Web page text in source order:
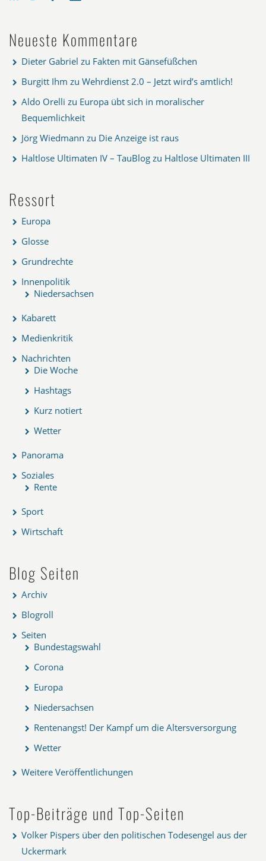
Neueste Kommentare
Dieter Gabriel zu Fakten mit Gänsefüßchen
Burgitt Ihm zu Wehrdienst 2.0 – Jetzt wird’s amtlich!
Aldo Orelli zu Europa übt sich in moralischer
Bequemlichkeit
Jörg Wiedmann zu Die Anzeige ist raus
Haltlose Ultimaten IV – TauBlog zu Haltlose Ultimaten III
Ressort
Europa
Glosse
Grundrechte
Innenpolitik
Niedersachsen
Kabarett
Medienkritik
Nachrichten
Die Woche
Hashtags
Kurz notiert
Wetter
Panorama
Soziales
Rente
Sport
Wirtschaft
Blog Seiten
Archiv
Blogroll
Seiten
Bundestagswahl
Corona
Europa
Niedersachsen
Rentenangst! Der Kampf um die Altersversorgung
Wetter
Weitere Veröffentlichungen
Top-Beiträge und Top-Seiten
Volker Pispers über den politischen Todesengel aus der
Uckermark